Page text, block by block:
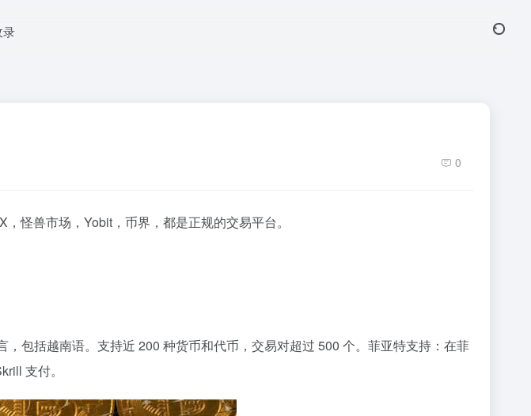
录
0
怪兽市场，Yobit，币界，都是正规的交易平台。
包括越南语。支持近 200 种货币和代币，交易对超过 500 个。菲亚特支持：在菲
支付。